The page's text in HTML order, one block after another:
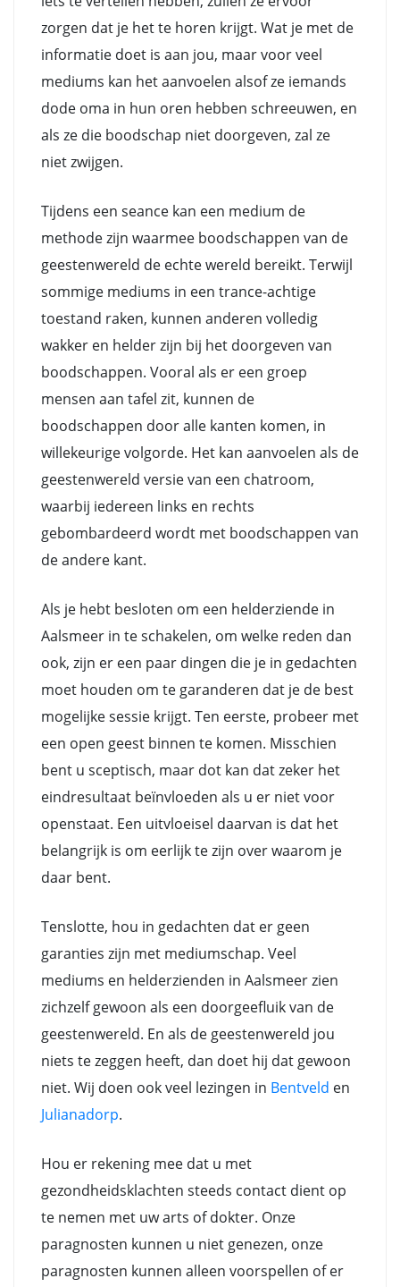
zorgen dat je het te horen krijgt. Wat je met de
informatie doet is aan jou, maar voor veel
mediums kan het aanvoelen alsof ze iemands
dode oma in hun oren hebben schreeuwen, en
als ze die boodschap niet doorgeven, zal ze
niet zwijgen.
Tijdens een seance kan een medium de
methode zijn waarmee boodschappen van de
geestenwereld de echte wereld bereikt. Terwijl
sommige mediums in een trance-achtige
toestand raken, kunnen anderen volledig
wakker en helder zijn bij het doorgeven van
boodschappen. Vooral als er een groep
mensen aan tafel zit, kunnen de
boodschappen door alle kanten komen, in
willekeurige volgorde. Het kan aanvoelen als de
geestenwereld versie van een chatroom,
waarbij iedereen links en rechts
gebombardeerd wordt met boodschappen van
de andere kant.
Als je hebt besloten om een helderziende in
Aalsmeer in te schakelen, om welke reden dan
ook, zijn er een paar dingen die je in gedachten
moet houden om te garanderen dat je de best
mogelijke sessie krijgt. Ten eerste, probeer met
een open geest binnen te komen. Misschien
bent u sceptisch, maar dot kan dat zeker het
eindresultaat beïnvloeden als u er niet voor
openstaat. Een uitvloeisel daarvan is dat het
belangrijk is om eerlijk te zijn over waarom je
daar bent.
Tenslotte, hou in gedachten dat er geen
garanties zijn met mediumschap. Veel
mediums en helderzienden in Aalsmeer zien
zichzelf gewoon als een doorgeefluik van de
geestenwereld. En als de geestenwereld jou
niets te zeggen heeft, dan doet hij dat gewoon
niet. Wij doen ook veel lezingen in Bentveld en
Julianadorp.
Hou er rekening mee dat u met
gezondheidsklachten steeds contact dient op
te nemen met uw arts of dokter. Onze
paragnosten kunnen u niet genezen, onze
paragnosten kunnen alleen voorspellen of er